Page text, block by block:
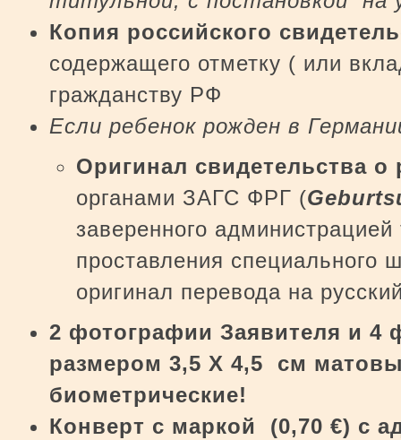
Копия российского
содержащего отметку ( или
гражданству РФ
Если ребенок рожден в
Оригинал свидетельства о
органами ЗАГС ФРГ (Geburts
заверенного администрацией
проставления специального
оригинал перевода на
2 фотографии Заявителя и
размером 3,5 Х 4,5 см
биометрические!
Конверт c маркой (0,70 €) с